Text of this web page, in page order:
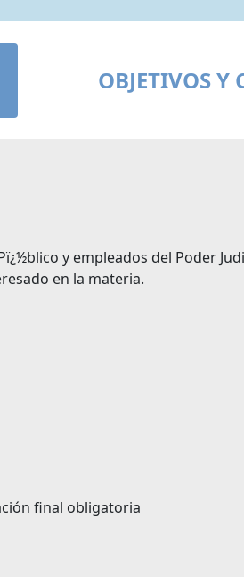
OBJETIVOS Y
y empleados del Poder
en la materia.
final obligatoria